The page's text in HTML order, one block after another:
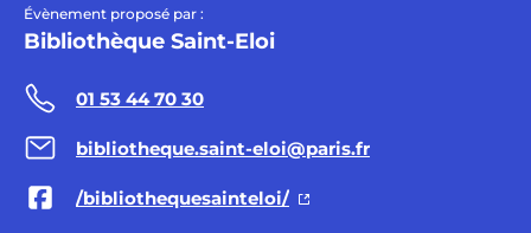
Évènement proposé par :
Bibliothèque Saint-Eloi
01 53 44 70 30
bibliotheque.saint-eloi@paris.fr
/bibliothequesainteloi/